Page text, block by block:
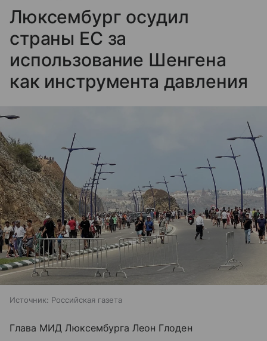
Люксембург осудил
страны ЕС за
использование Шенгена
как инструмента давления
Источник: Российская газета
Глава МИД Люксембурга Леон Глоден